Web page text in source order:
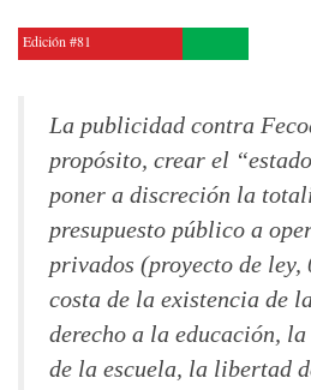
Edición #81
La publicidad contra
propósito, crear el
poner a discreción la
presupuesto público a
privados (proyecto de ley,
costa de la existencia de
derecho a la educación,
de la escuela, la libertad